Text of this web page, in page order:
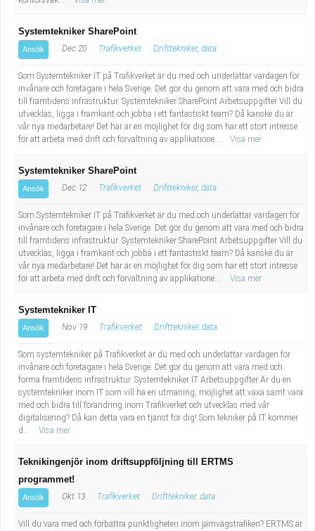
Systemtekniker SharePoint
Ansök Dec 20 Trafikverket Drifttekniker, data
Som Systemtekniker IT på Trafikverket är du med och underlättar vardagen för
invånare och företagare i hela Sverige. Det gör du genom att vara med och bidra
till framtidens infrastruktur. Systemtekniker SharePoint Arbetsuppgifter Vill du
utvecklas, ligga i framkant och jobba i ett fantastiskt team? Då kanske du är
vår nya medarbetare! Det här är en möjlighet för dig som har ett stort intresse
för att arbeta med drift och förvaltning av applikatione...
Visa mer
Systemtekniker SharePoint
Ansök Dec 12 Trafikverket Drifttekniker, data
Som Systemtekniker IT på Trafikverket är du med och underlättar vardagen för
invånare och företagare i hela Sverige. Det gör du genom att vara med och bidra
till framtidens infrastruktur. Systemtekniker SharePoint Arbetsuppgifter Vill du
utvecklas, ligga i framkant och jobba i ett fantastiskt team? Då kanske du är
vår nya medarbetare! Det här är en möjlighet för dig som har ett stort intresse
för att arbeta med drift och förvaltning av applikatione...
Visa mer
Systemtekniker IT
Ansök Nov 19 Trafikverket Drifttekniker, data
Som systemtekniker på Trafikverket är du med och underlättar vardagen för
invånare och företagare i hela Sverige. Det gör du genom att vara med och
forma framtidens infrastruktur. Systemtekniker IT Arbetsuppgifter Är du en
systemtekniker inom IT som vill ha en utmaning, möjlighet att växa samt vara
med och bidra till förändring inom Trafikverket och utvecklas med vår
digitalisering? Då kan detta vara en tjänst för dig! Som tekniker på IT kommer
d...
Visa mer
Teknikingenjör inom driftsuppföljning till ERTMS
programmet!
Ansök Okt 13 Trafikverket Drifttekniker, data
Vill du vara med och förbättra punktligheten inom järnvägstrafiken? ERTMS är